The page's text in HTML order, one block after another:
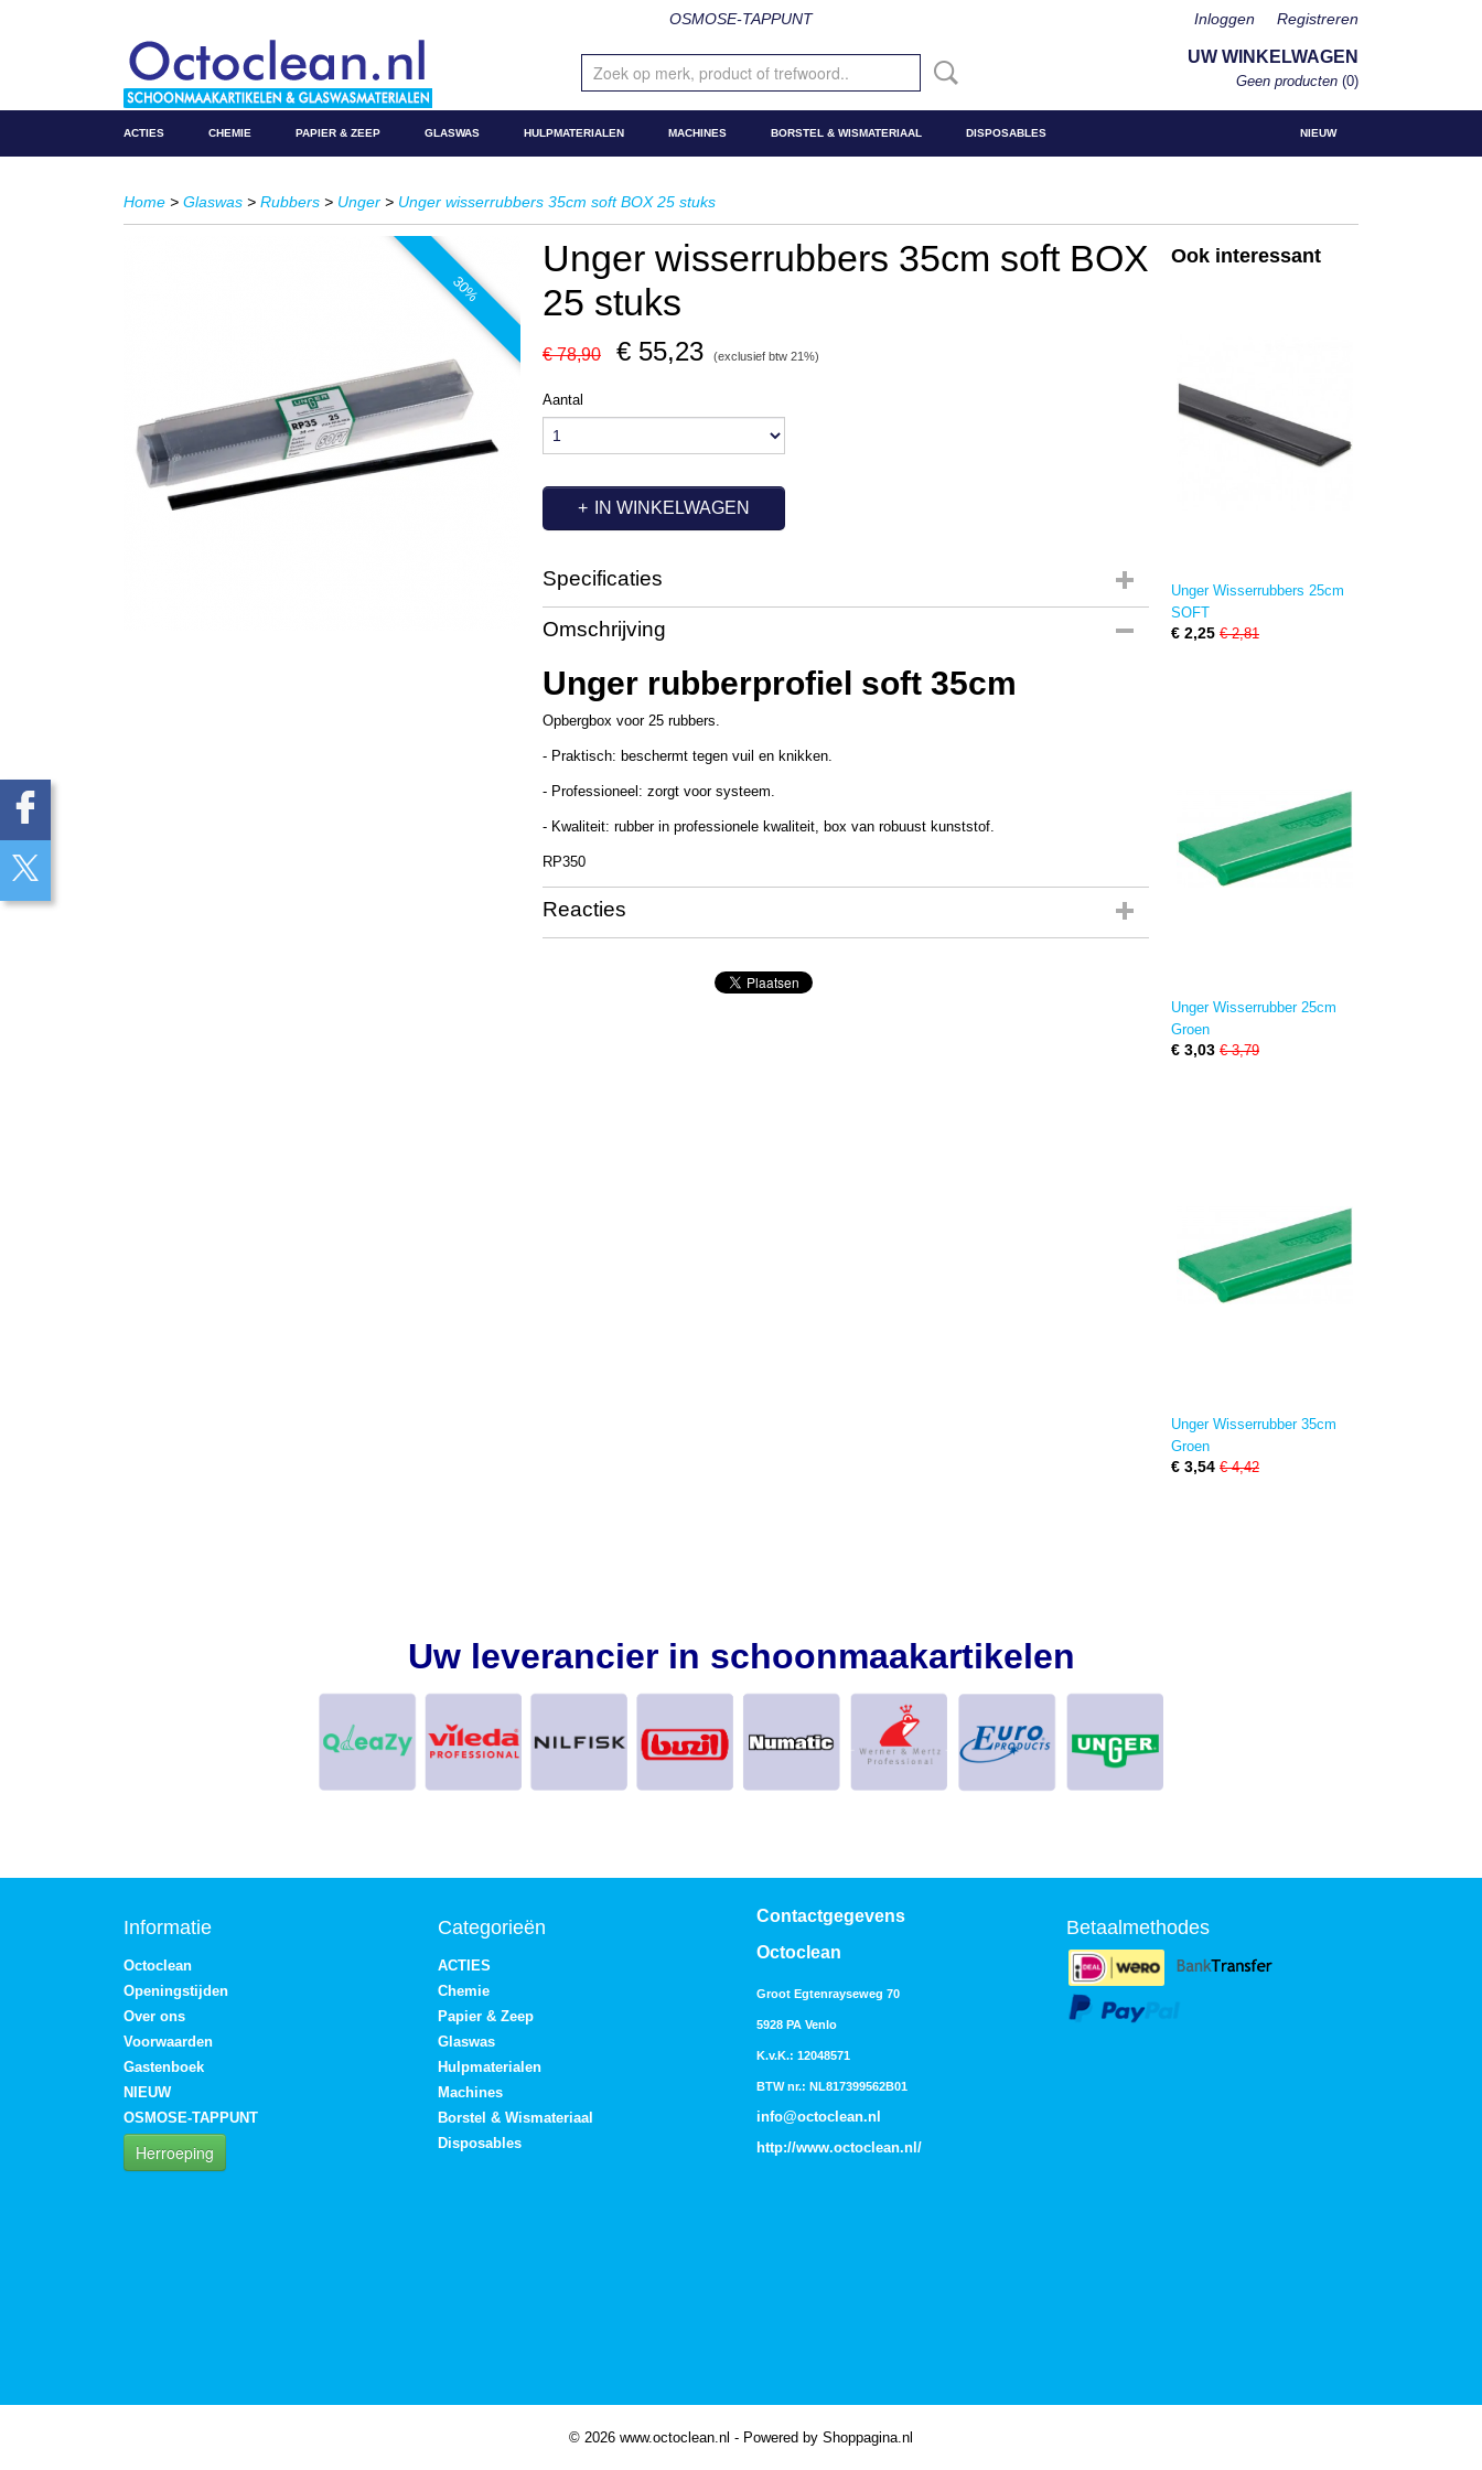
OSMOSE-TAPPUNT Inloggen Registreren
UW WINKELWAGEN
Geen producten (0)
NIEUW
ACTIES CHEMIE PAPIER & ZEEP GLASWAS HULPMATERIALEN MACHINES BORSTEL & WISMATERIAAL DISPOSABLES
Home > Glaswas > Rubbers > Unger > Unger wisserrubbers 35cm soft BOX 25 stuks
30%
Unger wisserrubbers 35cm soft BOX
25 stuks
€ 78,90 € 55,23 (exclusief btw 21%)
Aantal
IN WINKELWAGEN
Specificaties
Productcode
Productcode leverancier
Omschrijving
Unger rubberprofiel soft 35cm
Opbergbox voor 25 rubbers.
- Praktisch: beschermt tegen vuil en knikken.
- Professioneel: zorgt voor systeem.
- Kwaliteit: rubber in professionele kwaliteit, box van robuust kunststof.
RP350
Reacties
Ook interessant
Unger Wisserrubbers 25cm
SOFT
€ 2,25 € 2,81
Unger Wisserrubber 25cm
Groen
€ 3,03 € 3,79
Unger Wisserrubber 35cm
Groen
€ 3,54 € 4,42
Uw leverancier in schoonmaakartikelen
Informatie
Octoclean
Openingstijden
Over ons
Voorwaarden
Gastenboek
NIEUW
OSMOSE-TAPPUNT
Herroeping
Categorieën
ACTIES
Chemie
Papier & Zeep
Glaswas
Hulpmaterialen
Machines
Borstel & Wismateriaal
Disposables
Contactgegevens
Octoclean
Groot Egtenrayseweg 70
5928 PA Venlo
K.v.K.: 12048571
BTW nr.: NL817399562B01
info@octoclean.nl
http://www.octoclean.nl /
Betaalmethodes
© 2026 www.octoclean.nl - Powered by Shoppagina.nl